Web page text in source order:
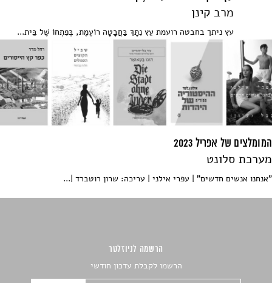
מרב קינן
עץ ניתך בחבטה רועמת עֵץ נִתָּךְ בַּחֲבָטָה רוֹעֶמֶת, בְּפִתְחוֹ שֶׁל בֵּית...
המומלצים של אפריל 2023
מערכת סלונט
"אנחנו אנשים חדשים" | עפרי אילני | עריכה: שרון רוטברד |...
הרשמה לניוזלטר
הרשמו לקבלת עדכון חודשי